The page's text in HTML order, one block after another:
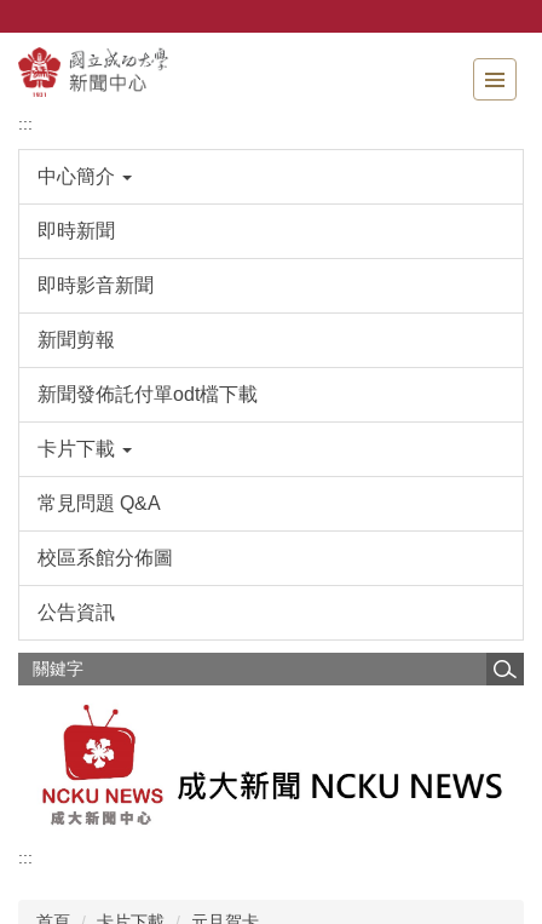
主
要
內
:::
中心簡介
即時新聞
即時影音新聞
新聞剪報
新聞發佈託付單odt檔下載
卡片下載
常見問題 Q&A
校區系館分佈圖
公告資訊
:::